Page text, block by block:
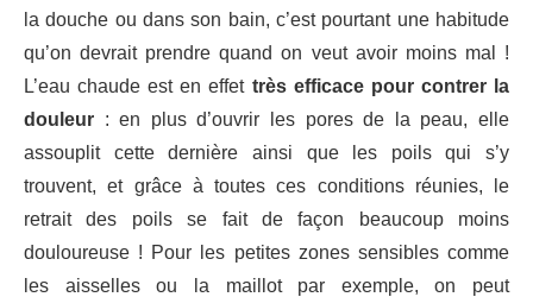
la douche ou dans son bain, c’est pourtant une habitude
qu’on devrait prendre quand on veut avoir moins mal !
L’eau chaude est en effet très efficace pour contrer la
douleur : en plus d’ouvrir les pores de la peau, elle
assouplit cette dernière ainsi que les poils qui s’y
trouvent, et grâce à toutes ces conditions réunies, le
retrait des poils se fait de façon beaucoup moins
douloureuse ! Pour les petites zones sensibles comme
les aisselles ou la maillot par exemple, on peut